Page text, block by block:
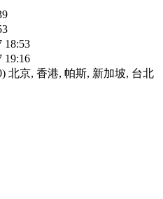
18:53
19:16
北京, 香港, 帕斯, 新加坡, 台北